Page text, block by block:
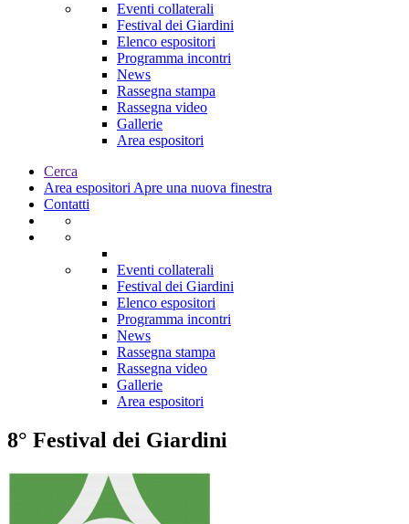
Eventi collaterali
Festival dei Giardini
Elenco espositori
Programma incontri
News
Rassegna stampa
Rassegna video
Gallerie
Area espositori
Cerca
Area espositori Apre una nuova finestra
Contatti
Eventi collaterali
Festival dei Giardini
Elenco espositori
Programma incontri
News
Rassegna stampa
Rassegna video
Gallerie
Area espositori
8° Festival dei Giardini